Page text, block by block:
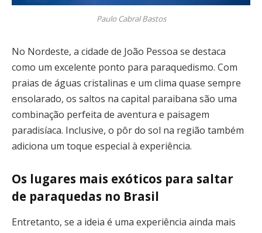
Paulo Cabral Bastos
No Nordeste, a cidade de João Pessoa se destaca
como um excelente ponto para paraquedismo. Com
praias de águas cristalinas e um clima quase sempre
ensolarado, os saltos na capital paraibana são uma
combinação perfeita de aventura e paisagem
paradisíaca. Inclusive, o pôr do sol na região também
adiciona um toque especial à experiência.
Os lugares mais exóticos para saltar
de paraquedas no Brasil
Entretanto, se a ideia é uma experiência ainda mais